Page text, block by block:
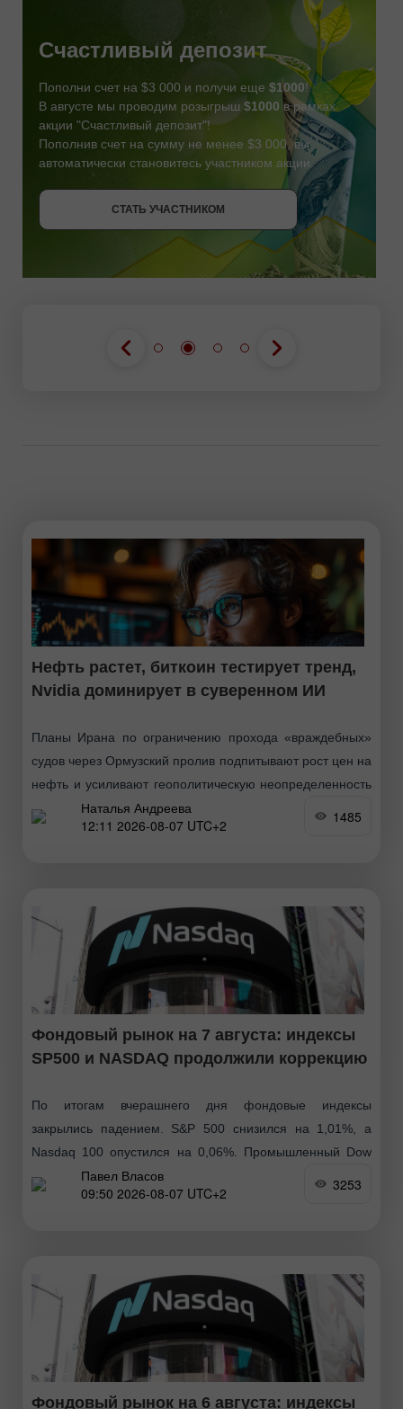
СТАТЬ УЧАСТНИКОМ
Счастливый депозит
Пополни счет на $3 000 и получи еще $1000!
В августе мы проводим розыгрыш $1000 в рамках
акции "Счастливый депозит"!
Пополнив счет на сумму не менее $3 000, вы
автоматически становитесь участником акции.
СТАТЬ УЧАСТНИКОМ
ПОЛУЧИТЬ БОНУС
Нефть растет, биткоин тестирует тренд,
Nvidia доминирует в суверенном ИИ
Планы Ирана по ограничению прохода «враждебных»
судов через Ормузский пролив подпитывают рост цен на
нефть и усиливают геополитическую неопределенность
в энергетическом секторе. Биткоин вновь протестировал
длительную нисходящую линию тренда
Наталья Андреева
12:11 2026-08-07 UTC+2
1485
Фондовый рынок на 7 августа: индексы
SP500 и NASDAQ продолжили коррекцию
По итогам вчерашнего дня фондовые индексы
закрылись падением. S&P 500 снизился на 1,01%, а
Nasdaq 100 опустился на 0,06%. Промышленный Dow
Jones откатил на 0,85%. Сегодня фьючерсы на S&P
Павел Власов
09:50 2026-08-07 UTC+2
3253
Фондовый рынок на 6 августа: индексы